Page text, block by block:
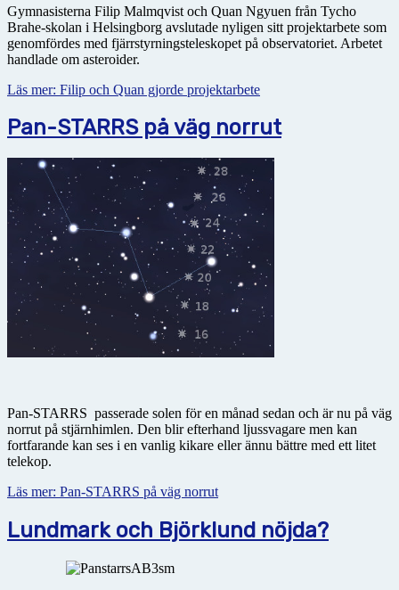
Gymnasisterna Filip Malmqvist och Quan Ngyuen från Tycho
Brahe-skolan i Helsingborg avslutade nyligen sitt projektarbete som
genomfördes med fjärrstyrningsteleskopet på observatoriet. Arbetet
handlade om asteroider.
Läs mer: Filip och Quan gjorde projektarbete
Pan-STARRS på väg norrut
Pan-STARRS passerade solen för en månad sedan och är nu på väg
norrut på stjärnhimlen. Den blir efterhand ljussvagare men kan
fortfarande kan ses i en vanlig kikare eller ännu bättre med ett litet
telekop.
Läs mer: Pan-STARRS på väg norrut
Lundmark och Björklund nöjda?